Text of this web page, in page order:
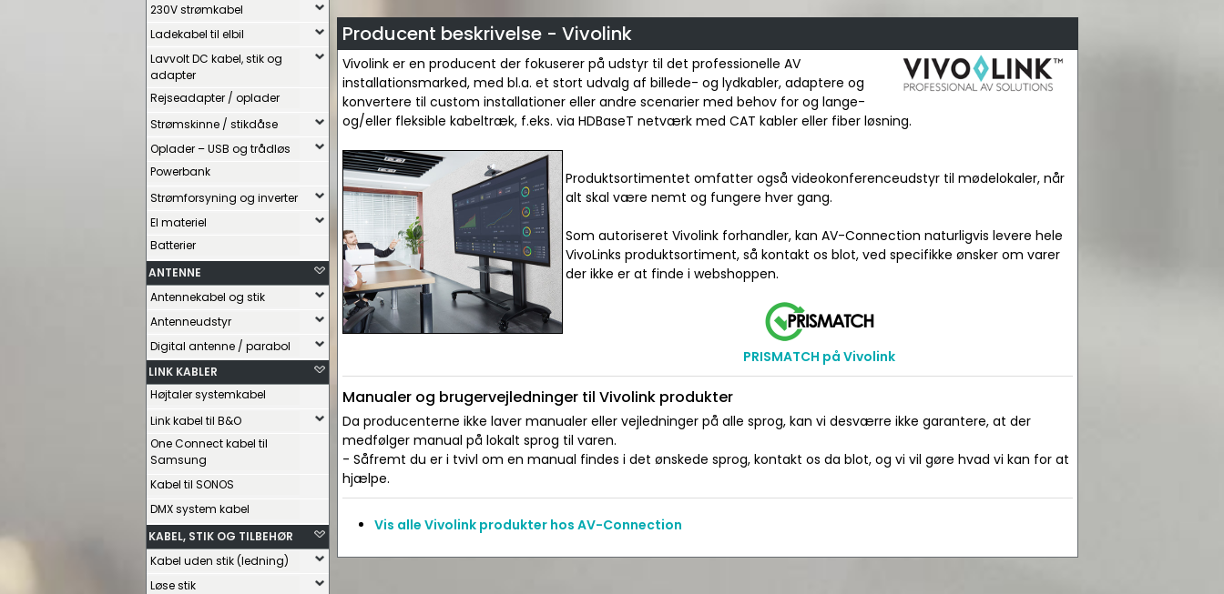
230V strømkabel
Ladekabel til elbil
Lavvolt DC kabel, stik og
adapter
Rejseadapter / oplader
Strømskinne / stikdåse
Oplader – USB og trådløs
Powerbank
Strømforsyning og inverter
El materiel
Batterier
ANTENNE
Antennekabel og stik
Antenneudstyr
Digital antenne / parabol
LINK KABLER
Højtaler systemkabel
Link kabel til B&O
One Connect kabel til
Samsung
Kabel til SONOS
DMX system kabel
KABEL, STIK OG TILBEHØR
Kabel uden stik (ledning)
Løse stik
Producent beskrivelse - Vivolink
Vivolink er en producent der fokuserer på udstyr til det professionelle AV
installationsmarked, med bl.a. et stort udvalg af billede- og lydkabler, adaptere og
konvertere til custom installationer eller andre scenarier med behov for og lange-
og/eller fleksible kabeltræk, f.eks. via HDBaseT netværk med CAT kabler eller fiber løsning.
Produktsortimentet omfatter også videokonferenceudstyr til mødelokaler, når
alt skal være nemt og fungere hver gang.
Som autoriseret Vivolink forhandler, kan AV-Connection naturligvis levere hele
VivoLinks produktsortiment, så kontakt os blot, ved specifikke ønsker om varer
der ikke er at finde i webshoppen.
PRISMATCH på Vivolink
Manualer og brugervejledninger til Vivolink produkter
Da producenterne ikke laver manualer eller vejledninger på alle sprog, kan vi desværre ikke garantere, at der
medfølger manual på lokalt sprog til varen.
- Såfremt du er i tvivl om en manual findes i det ønskede sprog, kontakt os da blot, og vi vil gøre hvad vi kan for at
hjælpe.
Vis alle Vivolink produkter hos AV-Connection